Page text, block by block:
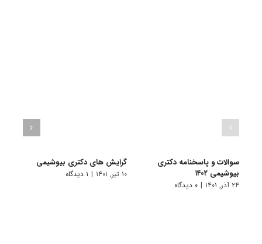
سوالات و پاسخنامه دکتری
بیوشیمی ۱۴۰۲
۲۴ آذر, ۱۴۰۱ | ۰ دیدگاه
گرایش های دکتری ﺑﻴﻮشیمی
۱۰ تیر, ۱۴۰۱ | ۱ دیدگاه